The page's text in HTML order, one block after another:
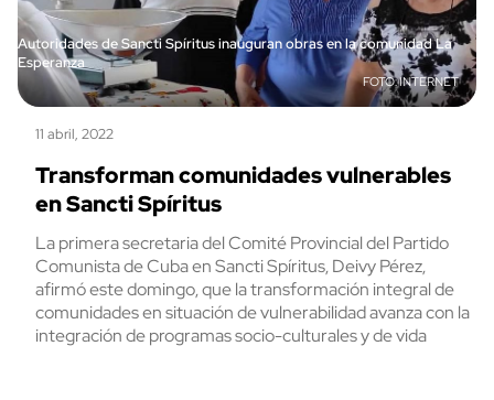
Autoridades de Sancti Spíritus inauguran obras en la comunidad La
Esperanza
INTERNET
11 abril, 2022
Transforman comunidades vulnerables
en Sancti Spíritus
La primera secretaria del Comité Provincial del Partido
Comunista de Cuba en Sancti Spíritus, Deivy Pérez,
afirmó este domingo, que la transformación integral de
comunidades en situación de vulnerabilidad avanza con la
integración de programas socio-culturales y de vida